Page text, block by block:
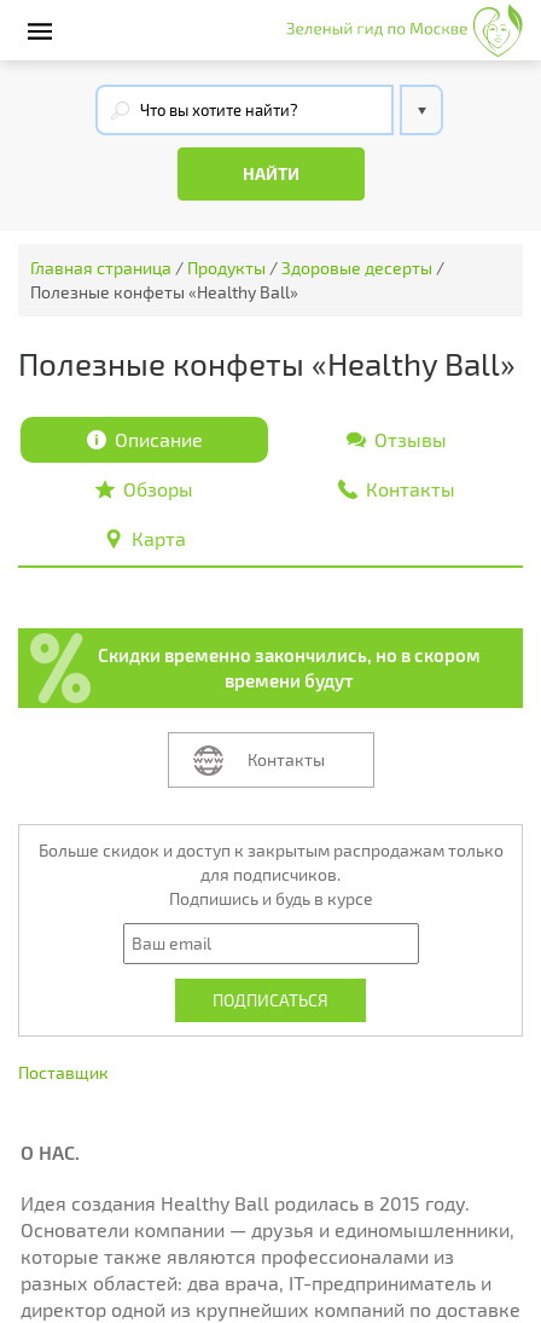
Главная страница / Продукты /Здоровые десерты /
Полезные конфеты «Healthy Ball»
Полезные конфеты «Healthy Ball»
Описание Отзывы
Обзоры Контакты
Карта
Скидки временно закончились, но в скором
времени будут
Контакты
Больше скидок и доступ к закрытым распродажам только
для подписчиков.
Подпишись и будь в курсе
Поставщик
О НАС.
Идея создания Healthy Ball родилась в 2015 году.
Основатели компании — друзья и единомышленники,
которые также являются профессионалами из
разных областей: два врача, IT-предприниматель и
директор одной из крупнейших компаний по доставке